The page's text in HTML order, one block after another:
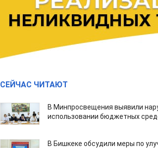
СЕЙЧАС ЧИТАЮТ
В Минпросвещения выявили
использовании бюджетных
В Бишкеке обсудили меры по